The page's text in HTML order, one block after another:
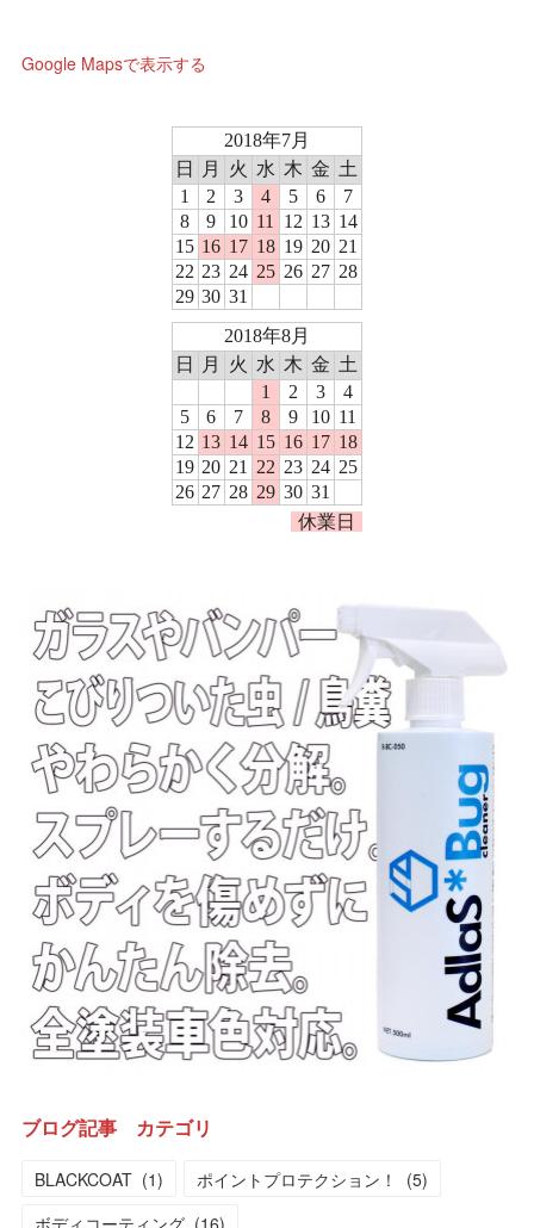
Google Mapsで表示する
ブログ記事 カテゴリ
BLACKCOAT (1) ポイントプロテクション！ (5)
ボディコーティング (16)